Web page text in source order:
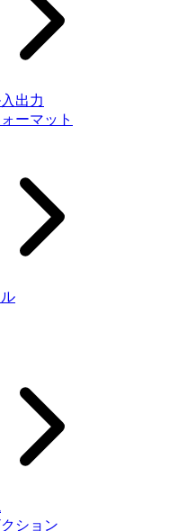
出力
ーマット
ション